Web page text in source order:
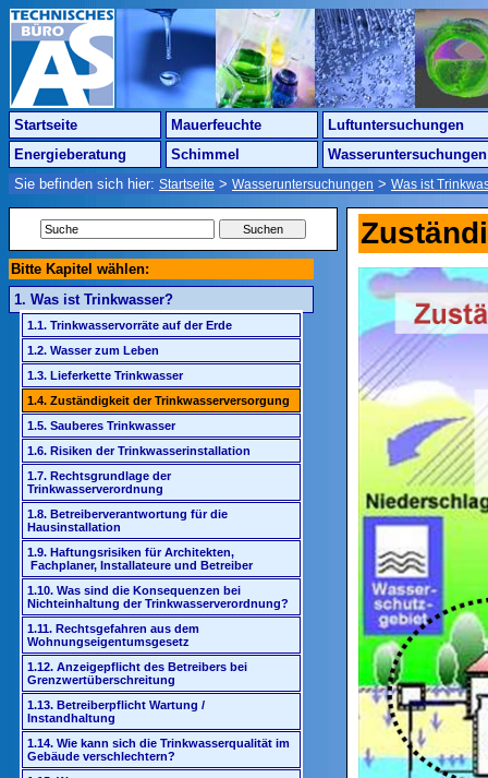
Startseite Mauerfeuchte
Luftuntersuchungen
Energieberatung
Schimmel
Wasseruntersuchungen
Sie befinden sich hier: Startseite > Wasseruntersuchungen > Was ist
Bitte Kapitel wählen:
1. Was ist Trinkwasser?
1.1. Trinkwasservorräte auf der Erde
1.2. Wasser zum Leben
1.3. Lieferkette Trinkwasser
1.4. Zuständigkeit der Trinkwasserversorgung
1.5. Sauberes Trinkwasser
1.6. Risiken der Trinkwasserinstallation
1.7. Rechtsgrundlage der
Trinkwasserverordnung
1.8. Betreiberverantwortung für die
Hausinstallation
1.9. Haftungsrisiken für Architekten,
Fachplaner, Installateure und Betreiber
1.10. Was sind die Konsequenzen bei
Nichteinhaltung der Trinkwasserverordnung?
1.11. Rechtsgefahren aus dem
Wohnungseigentumsgesetz
1.12. Anzeigepflicht des Betreibers bei
Grenzwertüberschreitung
1.13. Betreiberpflicht Wartung /
Instandhaltung
1.14. Wie kann sich die Trinkwasserqualität im
Gebäude verschlechtern?